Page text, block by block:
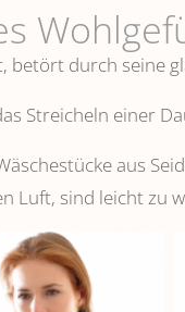
durch seine
Streicheln einer
aus
Luft, sind leicht zu